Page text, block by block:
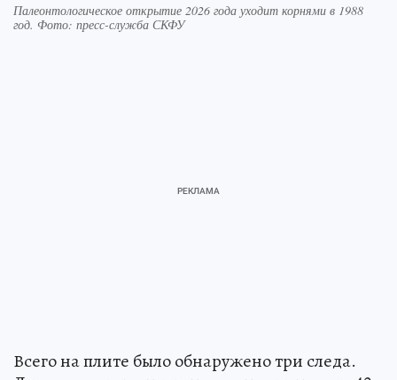
Палеонтологическое открытие 2026 года уходит корнями в 1988
год. Фото: пресс-служба СКФУ
Всего на плите было обнаружено три следа.